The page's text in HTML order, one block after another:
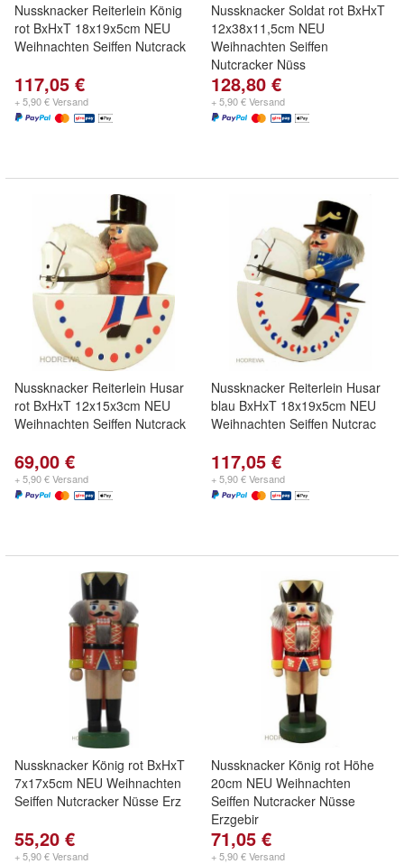
Nussknacker Reiterlein König
rot BxHxT 18x19x5cm NEU
Weihnachten Seiffen Nutcrack
117,05 €
+ 5,90 € Versand
Nussknacker Soldat rot BxHxT
12x38x11,5cm NEU
Weihnachten Seiffen
Nutcracker Nüss
128,80 €
+ 5,90 € Versand
Nussknacker Reiterlein Husar
rot BxHxT 12x15x3cm NEU
Weihnachten Seiffen Nutcrack
69,00 €
+ 5,90 € Versand
Nussknacker Reiterlein Husar
blau BxHxT 18x19x5cm NEU
Weihnachten Seiffen Nutcrac
117,05 €
+ 5,90 € Versand
Nussknacker König rot BxHxT
7x17x5cm NEU Weihnachten
Seiffen Nutcracker Nüsse Erz
55,20 €
+ 5,90 € Versand
Nussknacker König rot Höhe
20cm NEU Weihnachten
Seiffen Nutcracker Nüsse
Erzgebir
71,05 €
+ 5,90 € Versand